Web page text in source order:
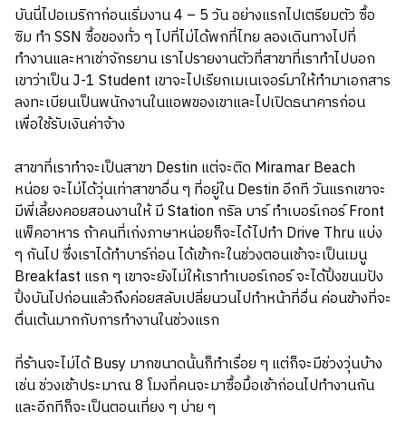
บันนี่ไปอเมริกาก่อนเริ่มงาน 4 – 5 วัน อย่างแรกไปเตรียมตัว ซื้อ
ซิม ทำ SSN ซื้อของทั่ว ๆ ไปที่ไม่ได้พกที่ไทย ลองเดินทางไปที่
ทำงานและหาเช่าจักรยาน เราไปรายงานตัวที่สาขาที่เราทำไปบอก
เขาว่าเป็น J-1 Student เขาจะไปเรียกเมเนเจอร์มาให้ทำมาเอกสาร
ลงทะเบียนเป็นพนักงานในแอพของเขาและไปเปิดธนาคารก่อน
เพื่อใช้รับเงินค่าจ้าง
สาขาที่เราทำจะเป็นสาขา Destin แต่จะติด Miramar Beach
หน่อย จะไม่ได้วุ่นเท่าสาขาอื่น ๆ ที่อยู่ใน Destin อีกที วันแรกเขาจะ
มีพี่เลี้ยงคอยสอนงานให้ มี Station กริล บาร์ ทำเบอร์เกอร์ Front
แพ็คอาหาร ถ้าคนที่เก่งภาษาหน่อยก็จะได้ไปทำ Drive Thru แบ่ง
ๆ กันไป ซึ่งเราได้ทำบาร์ก่อน ได้เข้ากะในช่วงตอนเช้าจะเป็นเมนู
Breakfast แรก ๆ เขาจะยังไม่ให้เราทำเบอร์เกอร์ จะได้ปิ้งขนมปัง
ปิ้งบันไปก่อนแล้วถึงค่อยสลับเปลี่ยนวนไปทำหน้าที่อื่น ค่อนข้างที่จะ
ตื่นเต้นมากกับการทำงานในช่วงแรก
ที่ร้านจะไม่ได้ Busy มากขนาดนั้นก็ทำเรื่อย ๆ แต่ก็จะมีช่วงวุ่นบ้าง
เช่น ช่วงเช้าประมาณ 8 โมงที่คนจะมาซื้อมื้อเช้าก่อนไปทำงานกัน
และอีกทีก็จะเป็นตอนเที่ยง ๆ บ่าย ๆ